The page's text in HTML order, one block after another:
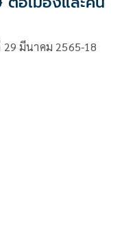
29 มีนาคม 2565-18